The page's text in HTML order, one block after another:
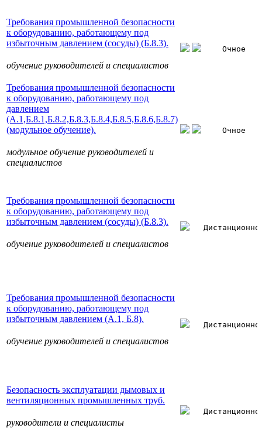
Требования промышленной безопасности
к оборудованию, работающему под
избыточным давлением (сосуды) (Б.8.3).
обучение руководителей и специалистов
Очное
Требования промышленной безопасности
к оборудованию, работающему под
давлением
(А.1,Б.8.1,Б.8.2,Б.8.3,Б.8.4,Б.8.5,Б.8.6,Б.8.7)
(модульное обучение).
модульное обучение руководителей и
специалистов
Очное
Требования промышленной безопасности
к оборудованию, работающему под
избыточным давлением (сосуды) (Б.8.3).
обучение руководителей и специалистов
Требования промышленной безопасности
к оборудованию, работающему под
избыточным давлением (А.1, Б.8).
обучение руководителей и специалистов
Безопасность эксплуатации дымовых и
вентиляционных промышленных труб.
руководители и специалисты